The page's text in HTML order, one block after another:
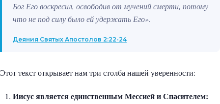
Бог Его воскресил, освободив от мучений смерти, потому
что не под силу было ей удержать Его».
Деяния Святых Апостолов 2:22-24
Этот текст открывает нам три столба нашей уверенности:
Иисус является единственным Мессией и Спасителем: